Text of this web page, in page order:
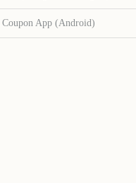
Coupon App (Android)